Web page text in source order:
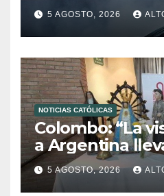
5 AGOSTO, 2026
NOTICIAS CATÓLICAS
Colombo: “La
a Argentina
mensaje de
humana”
5 AGOSTO, 2026